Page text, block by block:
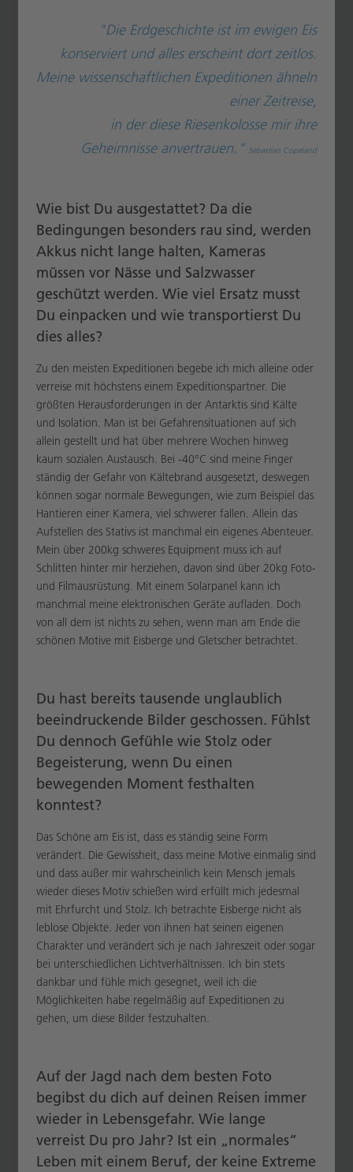
"Die Erdgeschichte ist im ewigen Eis
konserviert und alles erscheint dort zeitlos.
Meine wissenschaftlichen Expeditionen ähneln
einer Zeitreise,
in der diese Riesenkolosse mir ihre
Geheimnisse anvertrauen." Sebastian Copeland
Wie bist Du ausgestattet? Da die
Bedingungen besonders rau sind, werden
Akkus nicht lange halten, Kameras
müssen vor Nässe und Salzwasser
geschützt werden. Wie viel Ersatz musst
Du einpacken und wie transportierst Du
dies alles?
Zu den meisten Expeditionen begebe ich mich alleine oder
verreise mit höchstens einem Expeditionspartner. Die
größten Herausforderungen in der Antarktis sind Kälte
und Isolation. Man ist bei Gefahrensituationen auf sich
allein gestellt und hat über mehrere Wochen hinweg
kaum sozialen Austausch. Bei -40°C sind meine Finger
ständig der Gefahr von Kältebrand ausgesetzt, deswegen
können sogar normale Bewegungen, wie zum Beispiel das
Hantieren einer Kamera, viel schwerer fallen. Allein das
Aufstellen des Stativs ist manchmal ein eigenes Abenteuer.
Mein über 200kg schweres Equipment muss ich auf
Schlitten hinter mir herziehen, davon sind über 20kg Foto-
und Filmausrüstung. Mit einem Solarpanel kann ich
manchmal meine elektronischen Geräte aufladen. Doch
von all dem ist nichts zu sehen, wenn man am Ende die
schönen Motive mit Eisberge und Gletscher betrachtet.
Du hast bereits tausende unglaublich
beeindruckende Bilder geschossen. Fühlst
Du dennoch Gefühle wie Stolz oder
Begeisterung, wenn Du einen
bewegenden Moment festhalten
konntest?
Das Schöne am Eis ist, dass es ständig seine Form
verändert. Die Gewissheit, dass meine Motive einmalig sind
und dass außer mir wahrscheinlich kein Mensch jemals
wieder dieses Motiv schießen wird erfüllt mich jedesmal
mit Ehrfurcht und Stolz. Ich betrachte Eisberge nicht als
leblose Objekte. Jeder von ihnen hat seinen eigenen
Charakter und verändert sich je nach Jahreszeit oder sogar
bei unterschiedlichen Lichtverhältnissen. Ich bin stets
dankbar und fühle mich gesegnet, weil ich die
Möglichkeiten habe regelmäßig auf Expeditionen zu
gehen, um diese Bilder festzuhalten.
Auf der Jagd nach dem besten Foto
begibst du dich auf deinen Reisen immer
wieder in Lebensgefahr. Wie lange
verreist Du pro Jahr? Ist ein „normales“
Leben mit einem Beruf, der keine Extreme